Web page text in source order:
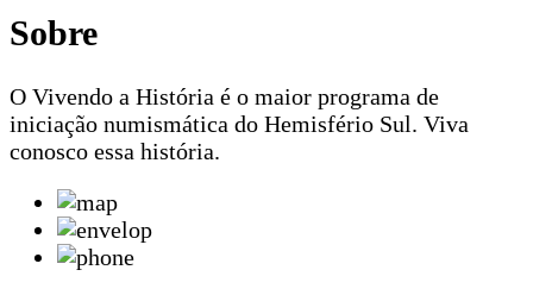
Sobre
O Vivendo a História é o maior programa de
iniciação numismática do Hemisfério Sul. Viva
conosco essa história.